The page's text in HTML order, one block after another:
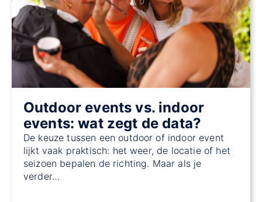
Outdoor events vs. indoor
events: wat zegt de data?
De keuze tussen een outdoor of indoor event
lijkt vaak praktisch: het weer, de locatie of het
seizoen bepalen de richting. Maar als je
verder…